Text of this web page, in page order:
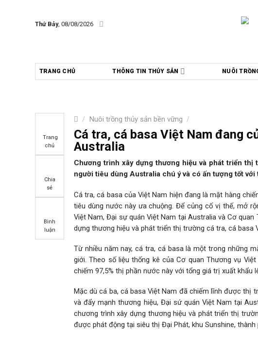
Thứ Bảy, 08/08/2026
TRANG CHỦ THÔNG TIN THỦY SẢN NUÔI
/ Nuôi trồng thủy sản bền vững /
Trang
chủ
Chia
sẻ
Bình
luận
Cá tra, cá basa Việt Nam đang
Australia
Chương trình xây dựng thương hiệu và phát triển
người tiêu dùng Australia chú ý và có ấn tượng tốt
Cá tra, cá basa của Việt Nam hiện đang là mặt hàng
tiêu dùng nước này ưa chuộng. Để củng cố vị thế, mở
Việt Nam, Đại sự quán Việt Nam tại Australia và Cơ
dựng thương hiệu và phát triển thị trường cá tra, cá basa
Từ nhiều năm nay, cá tra, cá basa là một trong những
giới. Theo số liệu thống kê của Cơ quan Thương vụ
chiếm 97,5% thị phần nước này với tổng giá trị xuất khẩu
Mặc dù cá ba, cá basa Việt Nam đã chiếm lĩnh được thị
và đẩy mạnh thương hiệu, Đại sứ quán Việt Nam tại
chương trình xây dựng thương hiệu và phát triển thị
được phát động tại siêu thị Đại Phát, khu Sunshine,